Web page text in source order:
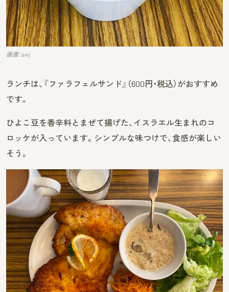
画像：awj
ランチは、『ファラフェルサンド』（600円・税込）がおすすめ
です。
ひよこ豆を香辛料とまぜて揚げた、イスラエル生まれのコ
ロッケが入っています。シンプルな味つけで、食感が楽しい
そう。